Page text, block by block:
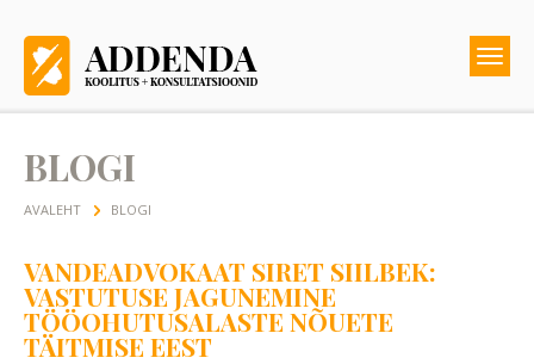
BLOGI
AVALEHT BLOGI
VANDEADVOKAAT SIRET SIILBEK:
VASTUTUSE JAGUNEMINE
TÖÖOHUTUSALASTE NÕUETE
TÄITMISE EEST